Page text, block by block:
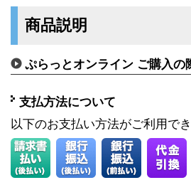
商品説明
ぷらっとオンライン ご購入の
支払方法について
以下のお支払い方法がご利用で